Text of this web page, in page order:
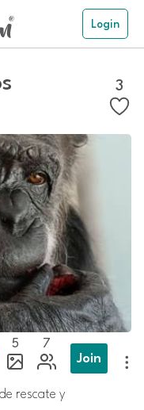
Login
3
5
7
Join
rescate y